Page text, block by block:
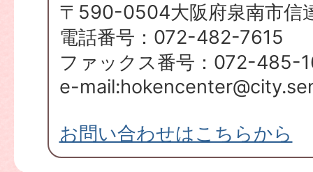
〒590-0504大阪府泉南市信
電話番号：072-482-7615
ファックス番号：072-485-
e-
お問い合わせはこちらから